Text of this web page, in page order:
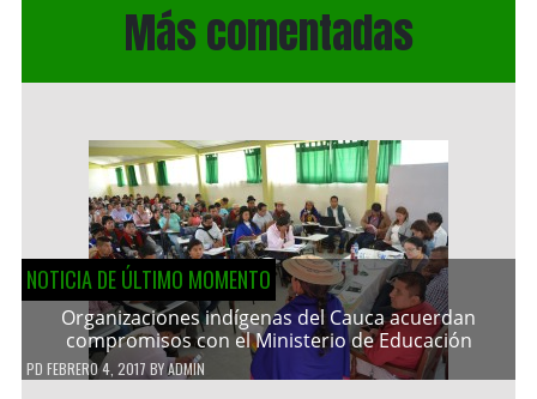
Más comentadas
NOTICIA DE ÚLTIMO MOMENTO
Organizaciones indígenas del Cauca acuerdan
compromisos con el Ministerio de Educación
PD FEBRERO 4, 2017 BYADMIN